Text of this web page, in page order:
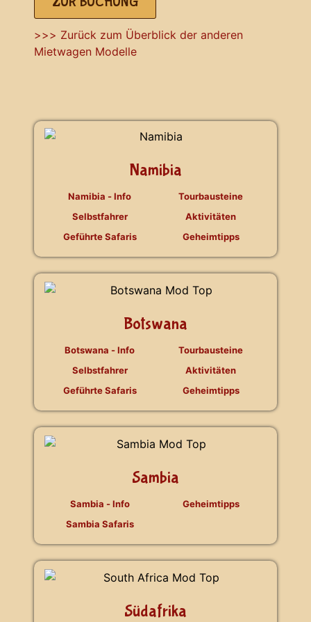
>>> Zurück zum Überblick der anderen
Mietwagen Modelle
Namibia
Namibia - Info
Selbstfahrer
Geführte Safaris
Tourbausteine
Aktivitäten
Geheimtipps
Botswana
Botswana - Info
Selbstfahrer
Geführte Safaris
Tourbausteine
Aktivitäten
Geheimtipps
Sambia
Sambia - Info
Sambia Safaris
Geheimtipps
Südafrika